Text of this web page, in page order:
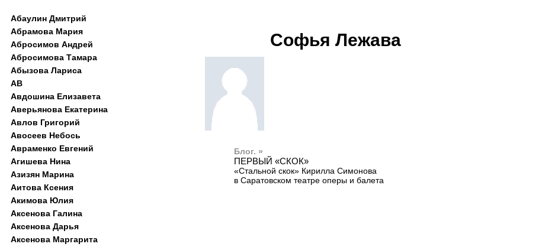
Софья Лежава
Блог. »
ПЕРВЫЙ «СКОК»
«Стальной скок» Кирилла Симонова
в Саратовском театре оперы и балета
Абаулин Дмитрий
Абрамова Мария
Абросимов Андрей
Абросимова Тамара
Абызова Лариса
АВ
Авдошина Елизавета
Аверьянова Екатерина
Авлов Григорий
Авосеев Небось
Авраменко Евгений
Агишева Нина
Азизян Марина
Аитова Ксения
Акимова Юлия
Аксенова Галина
Аксенова Дарья
Аксенова Маргарита